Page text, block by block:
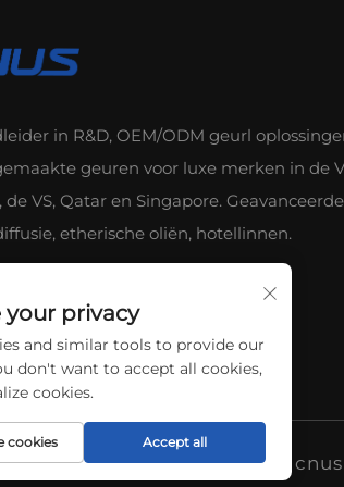
in R&D, OEM/ODM geurl
geuren voor luxe merken in de
de VS, Qatar en Singapore. Geavanceerde
etherische oliën, hotellinnen.
Copyright © 2025
your privacy
and similar tools to provide our
don't want to accept all cookies,
cookies.
cookies Accept all